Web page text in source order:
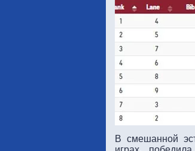
В смешанной